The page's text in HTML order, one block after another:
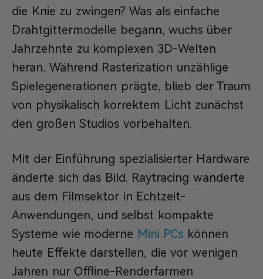
die Knie zu zwingen? Was als einfache
Drahtgittermodelle begann, wuchs über
Jahrzehnte zu komplexen 3D-Welten
heran. Während Rasterization unzählige
Spielegenerationen prägte, blieb der Traum
von physikalisch korrektem Licht zunächst
den großen Studios vorbehalten.
Mit der Einführung spezialisierter Hardware
änderte sich das Bild. Raytracing wanderte
aus dem Filmsektor in Echtzeit-
Anwendungen, und selbst kompakte
Systeme wie moderne Mini PCs können
heute Effekte darstellen, die vor wenigen
Jahren nur Offline-Renderfarmen